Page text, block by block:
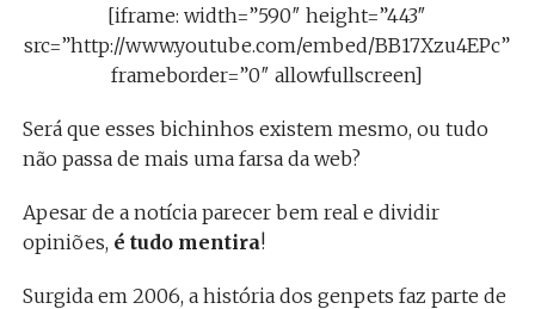
[iframe: width=”590″ height=”443″
src=”http://www.youtube.com/embed/BB17Xzu4EPc”
frameborder=”0″ allowfullscreen]
Será que esses bichinhos existem mesmo, ou tudo
não passa de mais uma farsa da web?
Apesar de a notícia parecer bem real e dividir
opiniões, é tudo mentira!
Surgida em 2006, a história dos genpets faz parte de